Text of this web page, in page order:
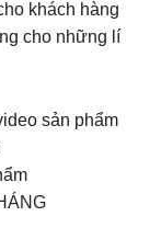
khách hàng
cho những lí
sản phẩm